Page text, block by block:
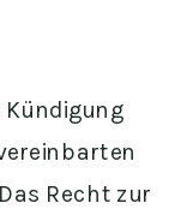
Kündigung
Recht zur